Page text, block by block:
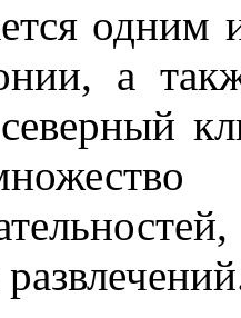
одним
а